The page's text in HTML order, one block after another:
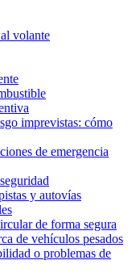
volante
imprevistas: cómo
de emergencia
y autovías
de forma segura
de vehículos pesados
o problemas de